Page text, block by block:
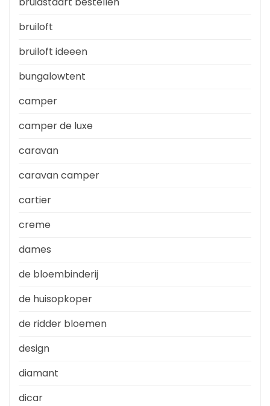
bruiloft
bruiloft ideeen
bungalowtent
camper
camper de luxe
caravan
caravan camper
cartier
creme
dames
de bloembinderij
de huisopkoper
de ridder bloemen
design
diamant
dicar